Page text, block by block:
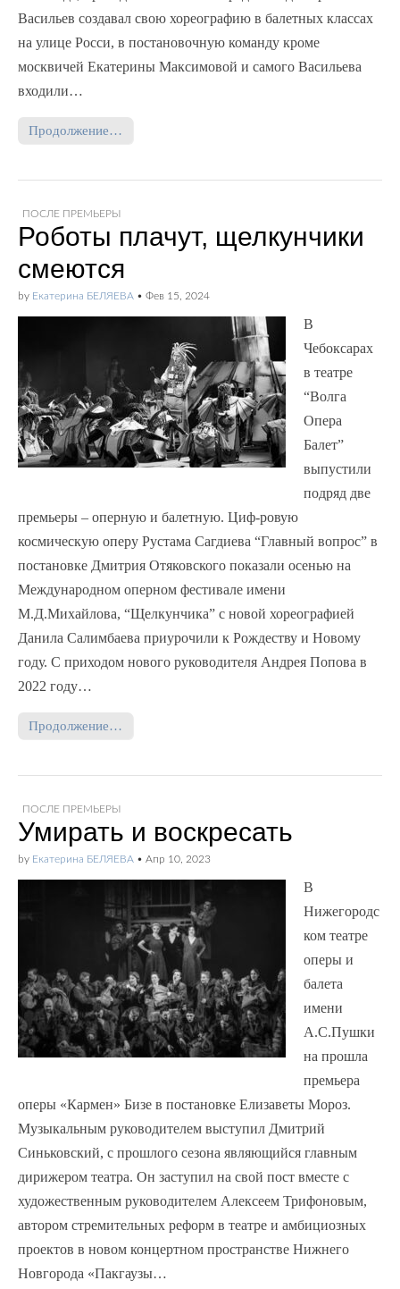
Васильев создавал свою хореографию в балетных классах
на улице Росси, в постановочную команду кроме
москвичей Екатерины Максимовой и самого Васильева
входили…
Продолжение…
ПОСЛЕ ПРЕМЬЕРЫ
Роботы плачут, щелкунчики
смеются
by Екатерина БЕЛЯЕВА • Фев 15, 2024
В
Чебоксарах
в театре
“Волга
Опера
Балет”
выпустили
подряд две
премьеры – оперную и балетную. Циф-ровую
космическую оперу Рустама Сагдиева “Главный вопрос” в
постановке Дмитрия Отяковского показали осенью на
Международном оперном фестивале имени
М.Д.Михайлова, “Щелкунчика” с новой хореографией
Данила Салимбаева приурочили к Рождеству и Новому
году. С приходом нового руководителя Андрея Попова в
2022 году…
Продолжение…
ПОСЛЕ ПРЕМЬЕРЫ
Умирать и воскресать
by Екатерина БЕЛЯЕВА • Апр 10, 2023
В
Нижегородс
ком театре
оперы и
балета
имени
А.С.Пушки
на прошла
премьера
оперы «Кармен» Бизе в постановке Елизаветы Мороз.
Музыкальным руководителем выступил Дмитрий
Синьковский, с прошлого сезона являющийся главным
дирижером театра. Он заступил на свой пост вместе с
художественным руководителем Алексеем Трифоновым,
автором стремительных реформ в театре и амбициозных
проектов в новом концертном пространстве Нижнего
Новгорода «Пакгаузы…